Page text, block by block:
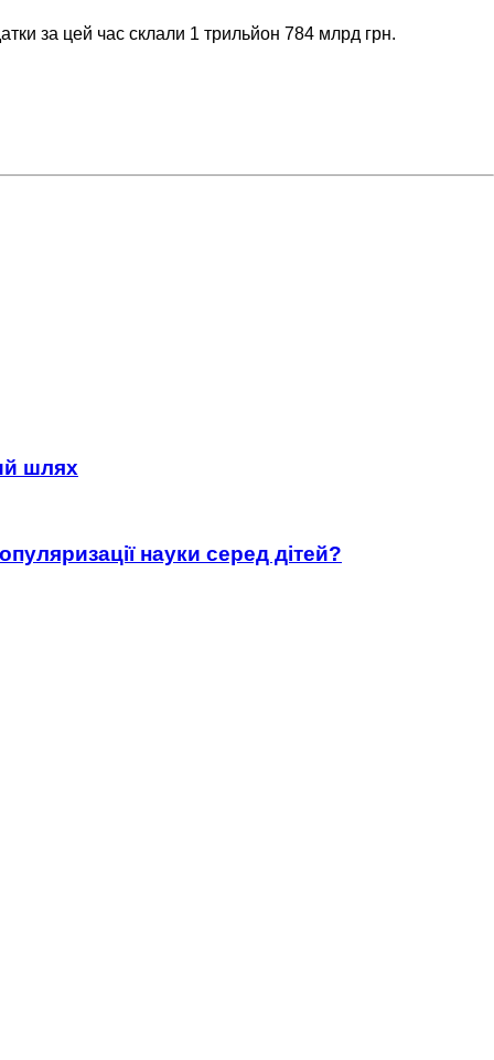
за цей час склали 1 трильйон 784 млрд грн.
шлях
науки серед дітей?